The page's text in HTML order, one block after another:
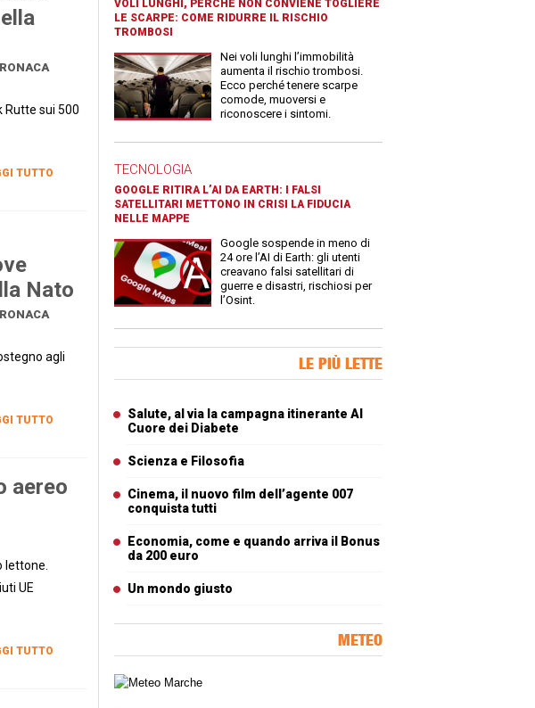
Rutte sui 500
TUTTO
Nato
agli
TUTTO
aereo
lettone.
UE
TUTTO
VOLI LUNGHI, PERCHÉ NON CONVIENE TOGLIERE
LE SCARPE: COME RIDURRE IL RISCHIO
TROMBOSI
Nei voli lunghi l’immobilità
aumenta il rischio trombosi.
Ecco perché tenere scarpe
comode, muoversi e
riconoscere i sintomi.
TECNOLOGIA
GOOGLE RITIRA L’AI DA EARTH: I FALSI
SATELLITARI METTONO IN CRISI LA FIDUCIA
NELLE MAPPE
Google sospende in meno di
24 ore l’AI di Earth: gli utenti
creavano falsi satellitari di
guerre e disastri, rischiosi per
l’Osint.
LE PIÙ LETTE
Salute, al via la campagna itinerante Al
Cuore dei Diabete
Scienza e Filosofia
Cinema, il nuovo film dell’agente 007
conquista tutti
Economia, come e quando arriva il Bonus
da 200 euro
Un mondo giusto
METEO
Carta meteorologica delle Marche